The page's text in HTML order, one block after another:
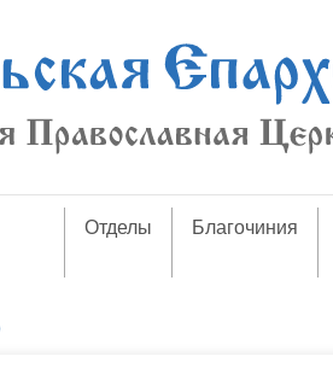
Отделы Благочиния